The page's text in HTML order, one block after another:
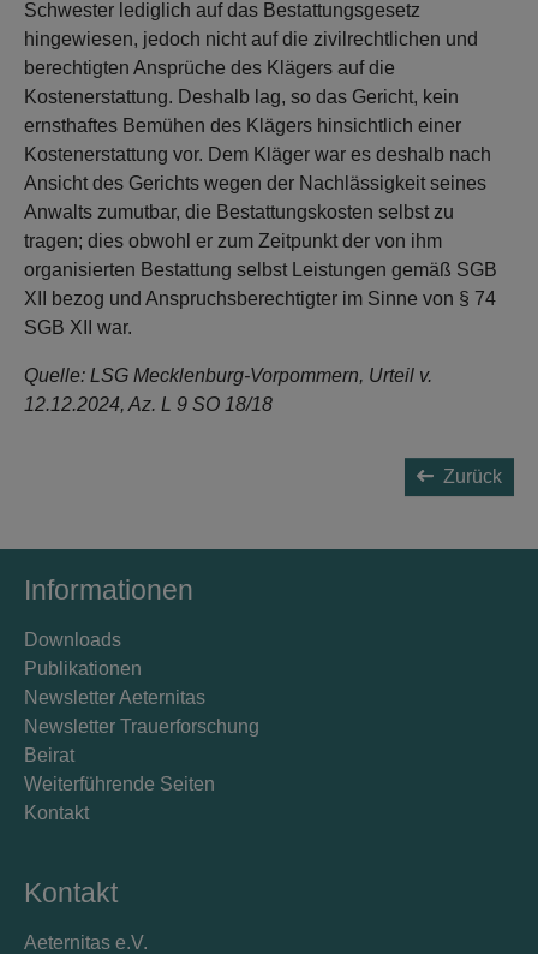
Schwester lediglich auf das Bestattungsgesetz
hingewiesen, jedoch nicht auf die zivilrechtlichen und
berechtigten Ansprüche des Klägers auf die
Kostenerstattung. Deshalb lag, so das Gericht, kein
ernsthaftes Bemühen des Klägers hinsichtlich einer
Kostenerstattung vor. Dem Kläger war es deshalb nach
Ansicht des Gerichts wegen der Nachlässigkeit seines
Anwalts zumutbar, die Bestattungskosten selbst zu
tragen; dies obwohl er zum Zeitpunkt der von ihm
organisierten Bestattung selbst Leistungen gemäß SGB
XII bezog und Anspruchsberechtigter im Sinne von § 74
SGB XII war.
Quelle: LSG Mecklenburg-Vorpommern, Urteil v.
12.12.2024, Az. L 9 SO 18/18
Zurück
Informationen
Downloads
Publikationen
Newsletter Aeternitas
Newsletter Trauerforschung
Beirat
Weiterführende Seiten
Kontakt
Kontakt
Aeternitas e.V.